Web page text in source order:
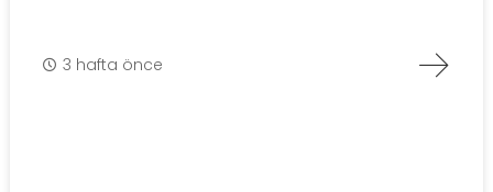
3 hafta önce